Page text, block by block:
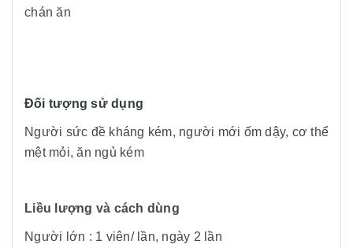
chán ăn
Đối tượng sử dụng
Người sức đề kháng kém, người mới ốm dậy, cơ thể
mệt mỏi, ăn ngủ kém
Liều lượng và cách dùng
Người lớn : 1 viên/ lần, ngày 2 lần